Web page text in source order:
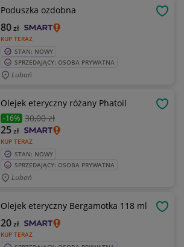
Poduszka ozdobna
KUP TERAZ
80zł
STAN: NOWY
SPRZEDAJĄCY: OSOBA PRYWATNA
Lubań
Olejek eteryczny różany Phatoil
-16% 30,00 zł
KUP TERAZ
25zł
STAN: NOWY
SPRZEDAJĄCY: OSOBA PRYWATNA
Lubań
Olejek eteryczny Bergamotka 118 ml
KUP TERAZ
20zł